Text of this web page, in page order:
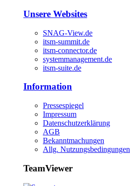
Unsere Websites
SNAG-View.de
itsm-summit.de
itsm-connector.de
systemmanagement.de
itsm-suite.de
Information
Pressespiegel
Impressum
Datenschutzerklärung
AGB
Bekanntmachungen
Allg. Nutzungsbedingungen
TeamViewer